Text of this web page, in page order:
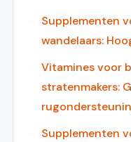
Supplementen
wandelaars:
Vitamines voor
stratenmakers:
Supplementen